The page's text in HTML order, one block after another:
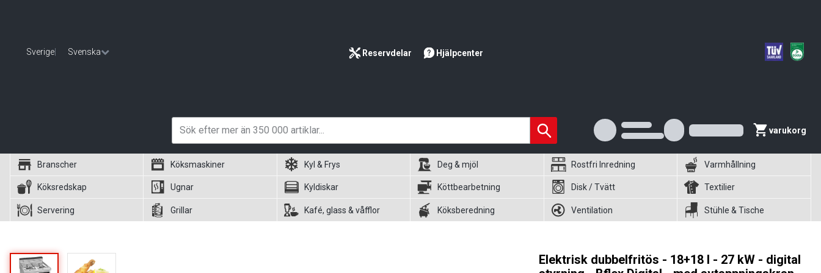
Sverige Svenska Reservdelar Hjälpcenter
varukorg
Branscher Köksmaskiner Kyl & Frys Deg & mjöl Rostfri Inredning Varmhållning
Köksredskap Ugnar Kyldiskar Köttbearbetning Disk / Tvätt Textilier
Servering Grillar Kafé, glass & våfflor Köksberedning Ventilation Stühle & Tische
Elektrisk dubbelfritös - 18+18 l - 27 kW - digital